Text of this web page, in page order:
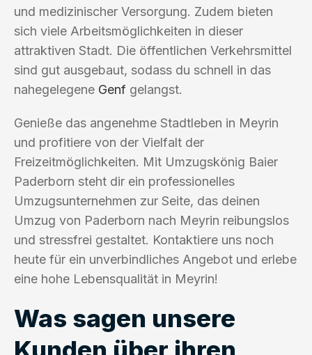
und medizinischer Versorgung. Zudem bieten
sich viele Arbeitsmöglichkeiten in dieser
attraktiven Stadt. Die öffentlichen Verkehrsmittel
sind gut ausgebaut, sodass du schnell in das
nahegelegene Genf gelangst.
Genieße das angenehme Stadtleben in Meyrin
und profitiere von der Vielfalt der
Freizeitmöglichkeiten. Mit Umzugskönig Baier
Paderborn steht dir ein professionelles
Umzugsunternehmen zur Seite, das deinen
Umzug von Paderborn nach Meyrin reibungslos
und stressfrei gestaltet. Kontaktiere uns noch
heute für ein unverbindliches Angebot und erlebe
eine hohe Lebensqualität in Meyrin!
Was sagen unsere